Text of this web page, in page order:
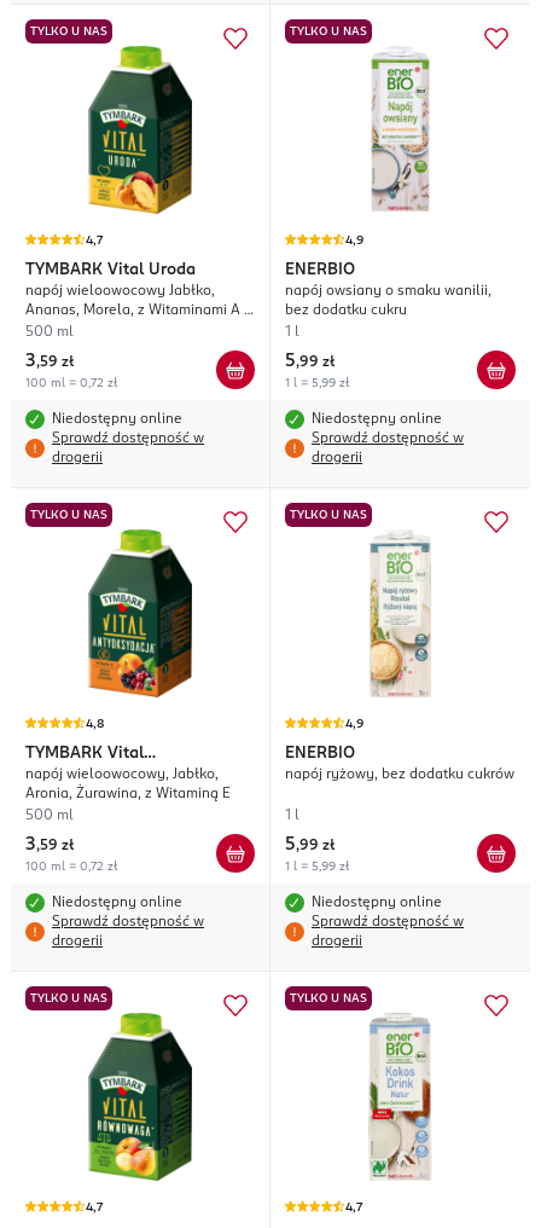
TYLKO U NAS
4,7
TYMBARK Vital Uroda
napój wieloowocowy Jabłko,
Ananas, Morela, z Witaminami A i
C
500 ml
3,59 zł
100 ml = 0,72 zł
Niedostępny online
Sprawdź dostępność w
drogerii
TYLKO U NAS
4,9
ENERBIO
napój owsiany o smaku wanilii,
bez dodatku cukru
1 l
5,99 zł
1 l = 5,99 zł
Niedostępny online
Sprawdź dostępność w
drogerii
TYLKO U NAS
4,8
TYMBARK Vital
Antyoksydacja
napój wieloowocowy, Jabłko,
Aronia, Żurawina, z Witaminą E
500 ml
3,59 zł
100 ml = 0,72 zł
Niedostępny online
Sprawdź dostępność w
drogerii
TYLKO U NAS
4,9
ENERBIO
napój ryżowy, bez dodatku cukrów
1 l
5,99 zł
1 l = 5,99 zł
Niedostępny online
Sprawdź dostępność w
drogerii
TYLKO U NAS
4,7
TYLKO U NAS
4,7